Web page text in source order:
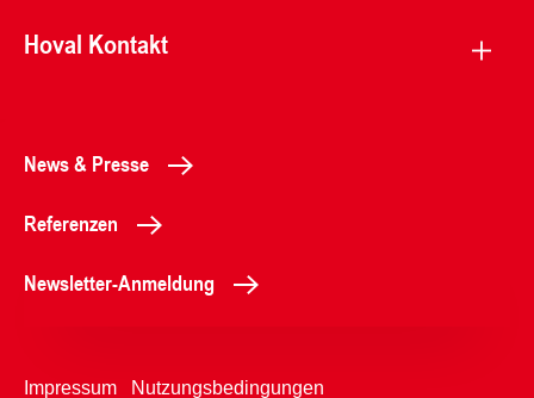
Hoval Kontakt
News & Presse
Referenzen
Newsletter-Anmeldung
Impressum Nutzungsbedingungen